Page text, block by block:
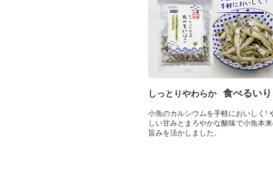
しっとりやわらか 食べるい
小魚のカルシウムを手軽においしく!
しい甘みとまろやかな酸味で小魚本
旨みを活かしました。